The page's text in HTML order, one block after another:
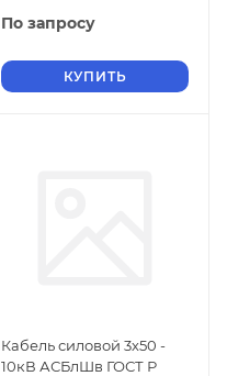
По запросу
КУПИТЬ
Кабель силовой 3х50 -
10кВ АСБлШв ГОСТ Р